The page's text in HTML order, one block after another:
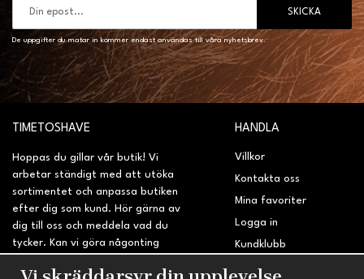
SKICKA
De uppgifter du matar in kommer endast användas till våra nyhetsbrev.
TIMETOSHAVE
Hoppas du gillar vår butik! Vi
arbetar ständigt med att utöka
sortimentet och anpassa butiken
efter dig som kund. Hör gärna av
dig till oss och meddela vad du
tycker. Kan vi göra någonting
sidan?
HANDLA
Villkor
Kontakta oss
Mina favoriter
Logga in
Kundklubb
Retur & Reklamation